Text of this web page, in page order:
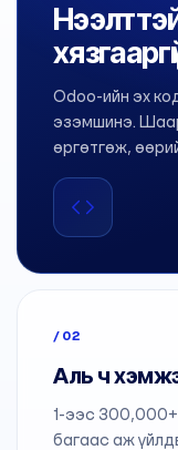
Odoo-ийн эх
эзэмшинэ.
өргөтгөж,
/02
Аль ч
1-ээс 300,000+
багаас аж